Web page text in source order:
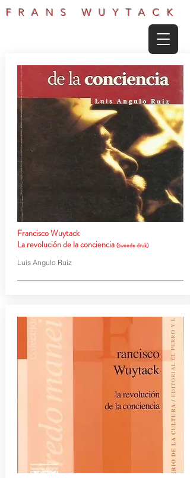
FRANS WUYTACK
Francisco Wuytack
La revolución de la conciencia (tweede druk)
Luís Angulo Ruíz